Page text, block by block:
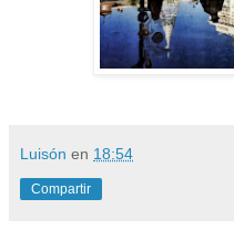
Luisón en 18:54
Compartir